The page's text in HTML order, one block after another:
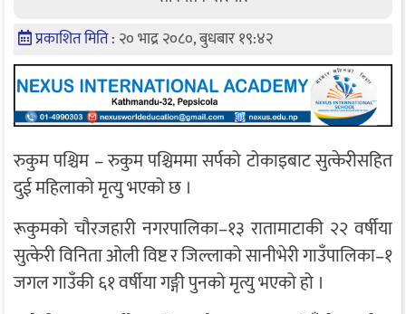
प्रकाशित मिति : २० भाद्र २०८०, बुधबार १९:४२
रुकुम पश्चिम – रुकुम पश्चिममा सर्पको टोकाइबाट सुत्केरीसहित
दुई महिलाको मृत्यु भएको छ ।
रूकुमको चौरजहारी नगरपालिका–१३ रातामाटाकी २२ वर्षीया
सुत्केरी विनिता ओली विष्ट र जिल्लाको सानीभेरी गाउँपालिका–१
जगल गाउँकी ६१ वर्षीया गङ्गी पुनको मृत्यु भएको हो ।